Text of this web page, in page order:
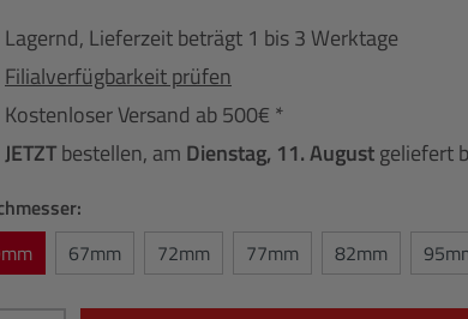
Lagernd, Lieferzeit beträgt 1 bis 3 Werktage
Filialverfügbarkeit prüfen
Kostenloser Versand ab 500€ *
JETZTbestellen, am Dienstag, 11. Augustgeliefert
67mm 72mm 77mm 82mm